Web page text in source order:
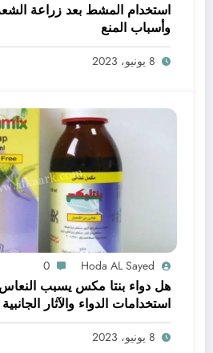
استخدام المشط بعد زراعة
وأسباب المنع
8 يونيو، 2023
Hoda AL Sayed
0
هل دواء بنتا مكس يسبب
استخدامات الدواء والآثار الجانبية
8 يونيو، 2023